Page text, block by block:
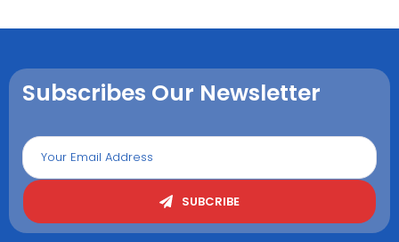
Subscribes Our Newsletter
SUBCRIBE